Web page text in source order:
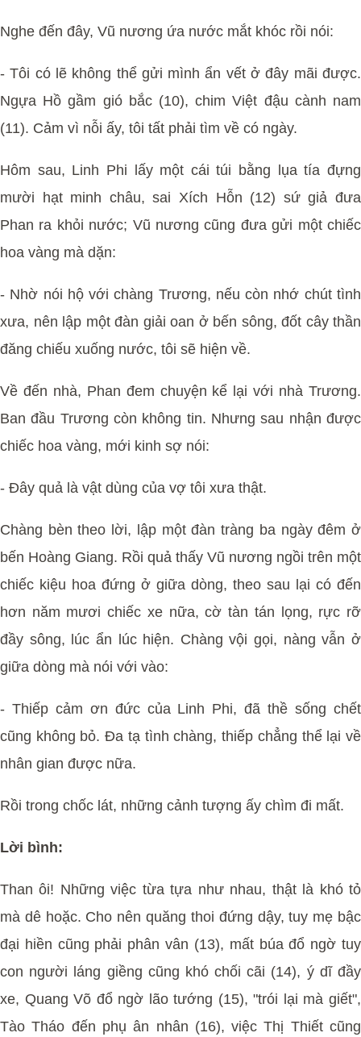
Nghe đến đây, Vũ nương ứa nước mắt khóc rồi nói:
- Tôi có lẽ không thể gửi mình ẩn vết ở đây mãi được.
Ngựa Hồ gầm gió bắc (10), chim Việt đậu cành nam
(11). Cảm vì nỗi ấy, tôi tất phải tìm về có ngày.
Hôm sau, Linh Phi lấy một cái túi bằng lụa tía đựng
mười hạt minh châu, sai Xích Hỗn (12) sứ giả đưa
Phan ra khỏi nước; Vũ nương cũng đưa gửi một chiếc
hoa vàng mà dặn:
- Nhờ nói hộ với chàng Trương, nếu còn nhớ chút tình
xưa, nên lập một đàn giải oan ở bến sông, đốt cây thần
đăng chiếu xuống nước, tôi sẽ hiện về.
Về đến nhà, Phan đem chuyện kể lại với nhà Trương.
Ban đầu Trương còn không tin. Nhưng sau nhận được
chiếc hoa vàng, mới kinh sợ nói:
- Đây quả là vật dùng của vợ tôi xưa thật.
Chàng bèn theo lời, lập một đàn tràng ba ngày đêm ở
bến Hoàng Giang. Rồi quả thấy Vũ nương ngồi trên một
chiếc kiệu hoa đứng ở giữa dòng, theo sau lại có đến
hơn năm mươi chiếc xe nữa, cờ tàn tán lọng, rực rỡ
đầy sông, lúc ẩn lúc hiện. Chàng vội gọi, nàng vẫn ở
giữa dòng mà nói với vào:
- Thiếp cảm ơn đức của Linh Phi, đã thề sống chết
cũng không bỏ. Đa tạ tình chàng, thiếp chẳng thể lại về
nhân gian được nữa.
Rồi trong chốc lát, những cảnh tượng ấy chìm đi mất.
Lời bình:
Than ôi! Những việc từa tựa như nhau, thật là khó tỏ
mà dê hoặc. Cho nên quăng thoi đứng dậy, tuy mẹ bậc
đại hiền cũng phải phân vân (13), mất búa đổ ngờ tuy
con người láng giềng cũng khó chối cãi (14), ý dĩ đầy
xe, Quang Võ đổ ngờ lão tướng (15), "trói lại mà giết",
Tào Tháo đến phụ ân nhân (16), việc Thị Thiết cũng